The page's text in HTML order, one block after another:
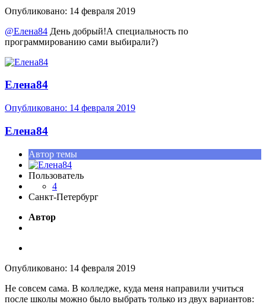
Опубликовано: 14 февраля 2019
@Елена84 День добрый!А специальность по
программированию сами выбирали?)
Елена84
Опубликовано: 14 февраля 2019
Елена84
Автор темы
Пользователь
4
Санкт-Петербург
Автор
Опубликовано: 14 февраля 2019
Не совсем сама. В колледже, куда меня направили учиться
после школы можно было выбрать только из двух вариантов: